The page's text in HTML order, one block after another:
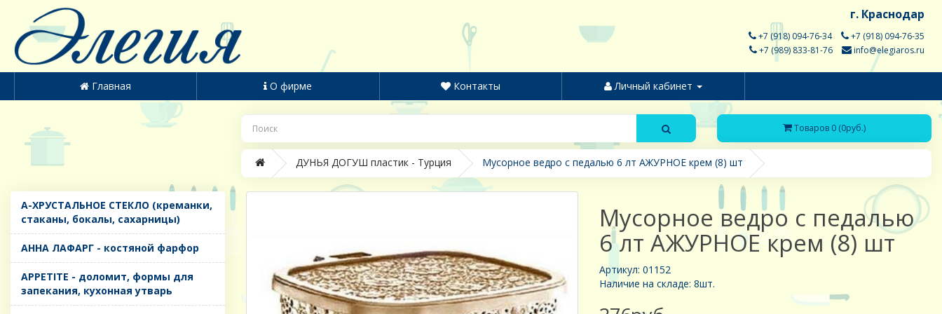
г. Краснодар
+7 (918) 094-76-34
+7 (918) 094-76-35
+7 (989) 833-81-76
info@elegiaros.ru
Главная О фирме Контакты Личный кабинет
Товаров 0 (0руб.)
ДУНЬЯ ДОГУШ пластик - Турция Мусорное ведро с педалью 6 лт АЖУРНОЕ крем (8) шт
A-ХРУСТАЛЬНОЕ СТЕКЛО (креманки,
стаканы, бокалы, сахарницы)
AHHA ЛАФАРГ - костяной фарфор
APPETITE - доломит, формы для
запекания, кухонная утварь
Мусорное ведро с педалью
6 лт АЖУРНОЕ крем (8) шт
Артикул: 01152
Наличие на складе: 8шт.